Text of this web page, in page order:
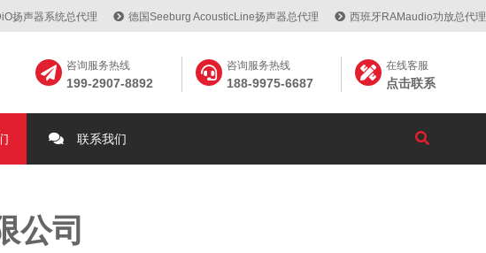
扬声器系统总代理 德国Seeburg AcousticLine扬声器总代理 西班牙RAMaudio功放总代理
咨询服务热线
199-2907-8892
咨询服务热线
188-9975-6687
在线客服
点击联系
联系我们
公司